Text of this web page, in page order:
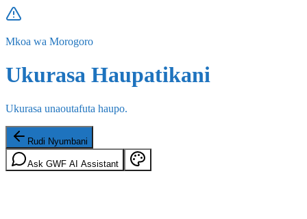
Mkoa wa Morogoro
Ukurasa Haupatikani
Ukurasa unaoutafuta haupo.
Rudi Nyumbani
Ask GWF AI Assistant